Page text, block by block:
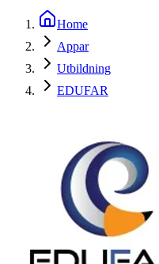
Home
Appar
Utbildning
EDUFAR